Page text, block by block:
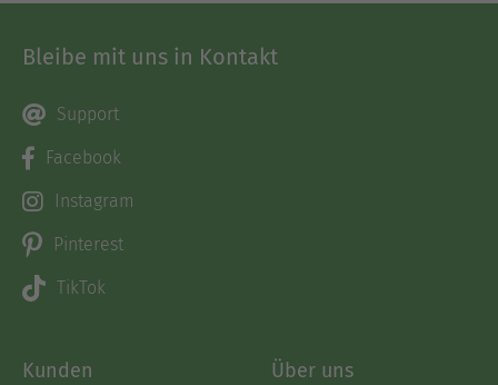
Bleibe mit uns in Kontakt
Support
Facebook
Instagram
Pinterest
TikTok
Kunden Über uns